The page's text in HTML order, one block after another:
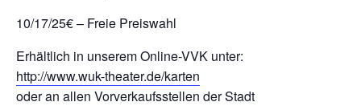
10/17/25€ – Freie Preiswahl
Erhältlich in unserem Online-VVK unter:
http://www.wuk-theater.de/karten
oder an allen Vorverkaufsstellen der Stadt